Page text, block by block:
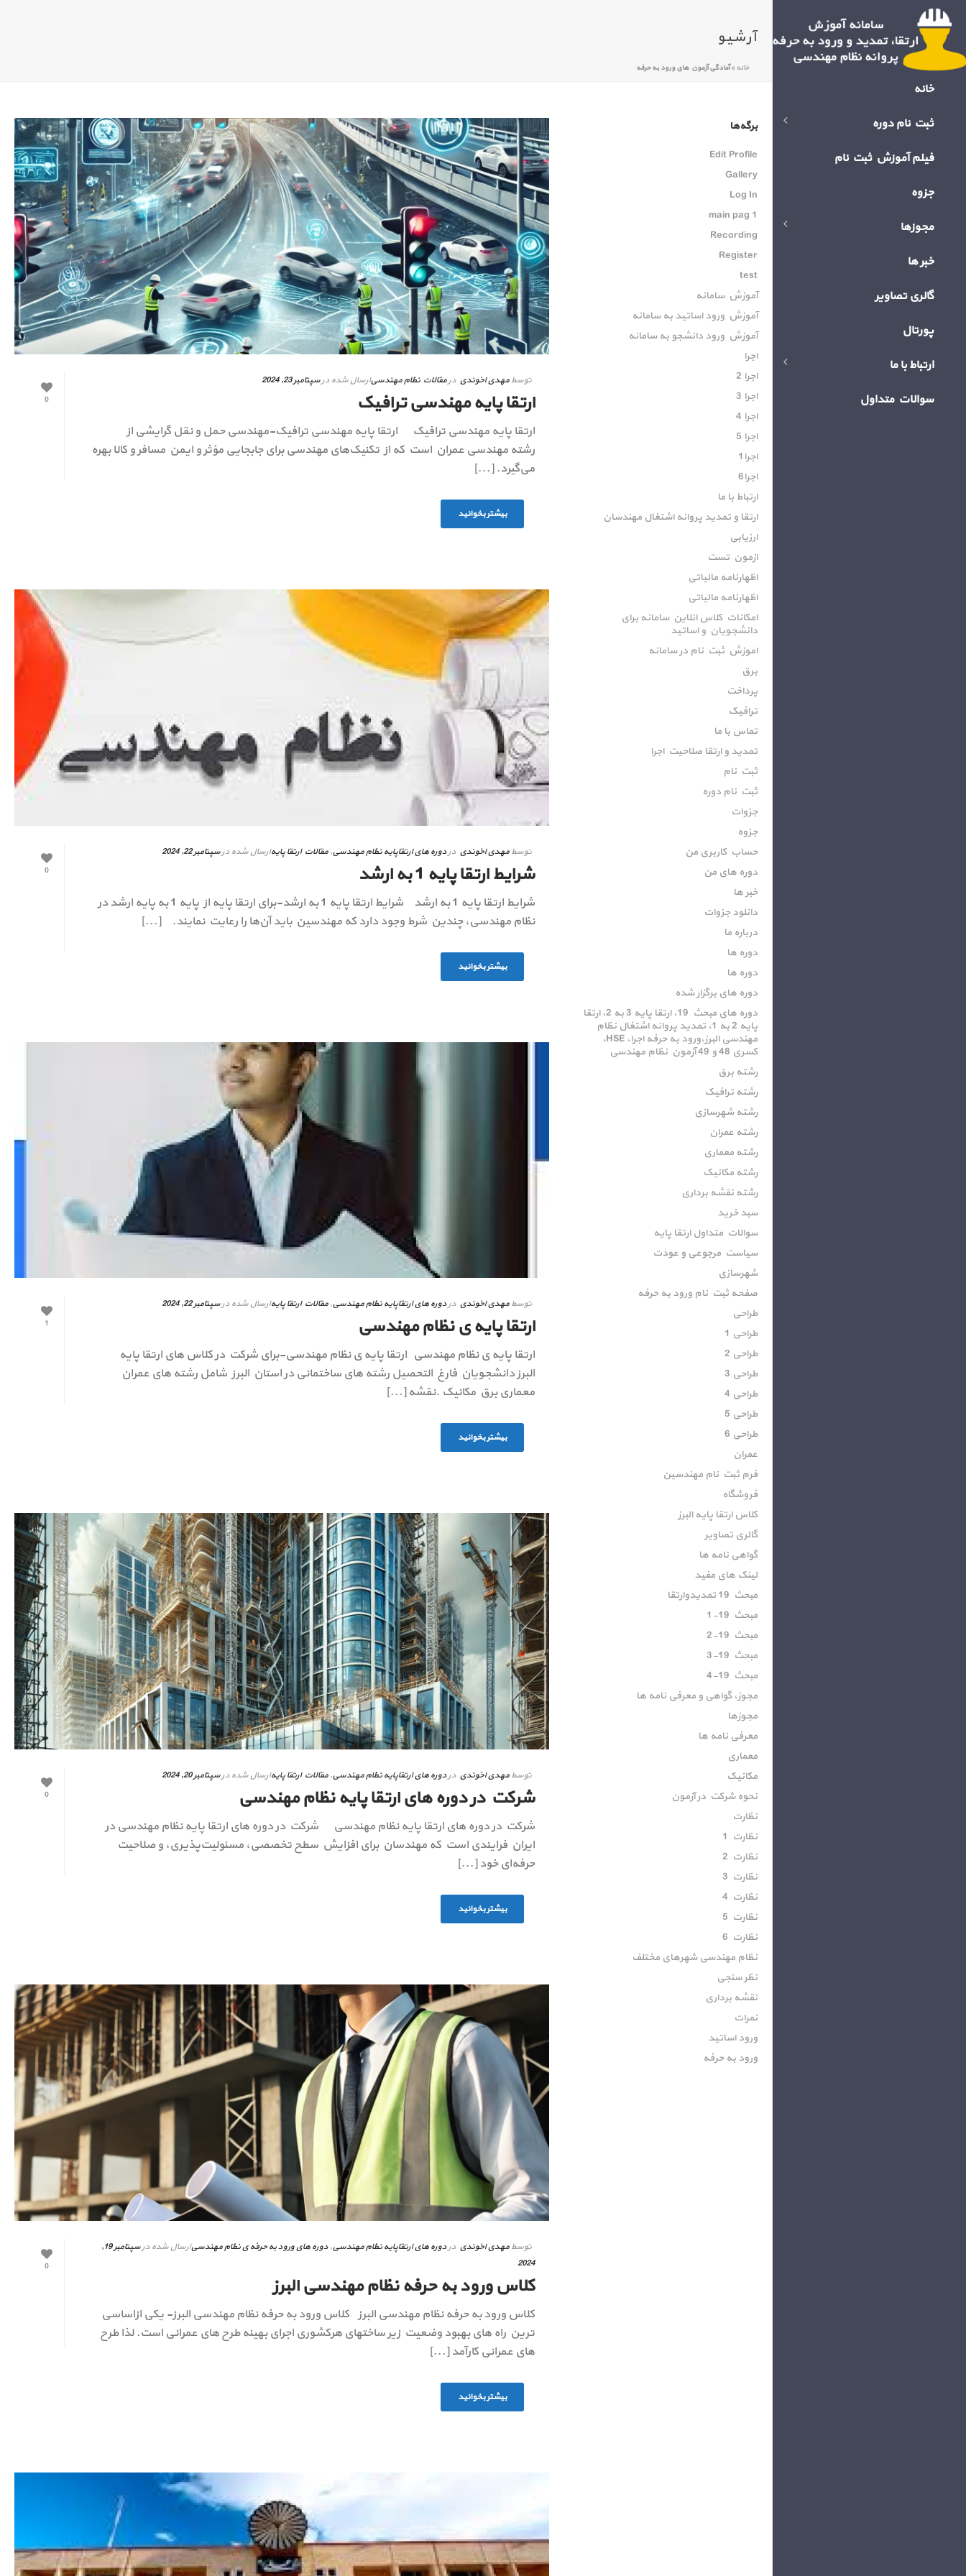
خانه
ثبت نام دوره
فیلم آموزش ثبت نام
جزوه
مجوزها
خبر ها
گالری تصاویر
پورتال
ارتباط با ما
سوالات متداول
آرشیو
خانه »آمادگی آزمون های ورود به حرفه
0
توسطمهدی اخوندی درمقالات نظام مهندسیارسال شده درسپتامبر 23, 2024
ارتقا پایه مهندسی ترافیک
ارتقا پایه مهندسی ترافیک ارتقا پایه مهندسی ترافیک-مهندسی حمل و نقل گرایشی از
رشته مهندسی عمران است که از تکنیک‌های مهندسی برای جابجایی مؤثر و ایمن مسافر و کالا بهره
می‌گیرد. [...]
بیشتر بخوانید
0
توسطمهدی اخوندی دردوره های ارتقاپایه نظام مهندسی,مقالات ارتقا پایهارسال شده درسپتامبر 22, 2024
شرایط ارتقا پایه 1 به ارشد
شرایط ارتقا پایه 1 به ارشد شرایط ارتقا پایه 1 به ارشد-برای ارتقا پایه از پایه 1 به پایه ارشد در
نظام مهندسی، چندین شرط وجود دارد که مهندسین باید آن‌ها را رعایت نمایند. [...]
بیشتر بخوانید
1
توسطمهدی اخوندی دردوره های ارتقاپایه نظام مهندسی,مقالات ارتقا پایهارسال شده درسپتامبر 22, 2024
ارتقا پایه ی نظام مهندسی
ارتقا پایه ی نظام مهندسی ارتقا پایه ی نظام مهندسی-برای شرکت در کلاس های ارتقا پایه
البرز دانشجویان فارغ التحصیل رشته های ساختمانی در استان البرز شامل رشته های عمران
معماری برق مکانیک .نقشه [...]
بیشتر بخوانید
0
توسطمهدی اخوندی دردوره های ارتقاپایه نظام مهندسی,مقالات ارتقا پایهارسال شده درسپتامبر 20, 2024
شرکت در دوره های ارتقا پایه نظام مهندسی
شرکت در دوره های ارتقا پایه نظام مهندسی شرکت در دوره های ارتقا پایه نظام مهندسی در
ایران فرایندی است که مهندسان برای افزایش سطح تخصصی، مسئولیت‌پذیری، و صلاحیت
حرفه‌ای خود [...]
بیشتر بخوانید
0
توسطمهدی اخوندی دردوره های ارتقاپایه نظام مهندسی,دوره های ورود به حرفه ی نظام مهندسیارسال شده در
سپتامبر 19,
2024
کلاس ورود به حرفه نظام مهندسی البرز
کلاس ورود به حرفه نظام مهندسی البرز کلاس ورود به حرفه نظام مهندسی البرز- یکی ازاساسی
ترین راه های بهبود وضعیت زیر ساختهای هرکشوری اجرای بهینه طرح های عمرانی است. لذا طرح
های عمرانی کارآمد [...]
بیشتر بخوانید
برگه‌ها
Edit Profile
Gallery
Log In
main pag 1
Recording
Register
test
آموزش سامانه
آموزش ورود اساتید به سامانه
آموزش ورود دانشجو به سامانه
اجرا
اجرا 2
اجرا 3
اجرا 4
اجرا 5
اجرا1
اجرا6
ارتباط با ما
ارتقا و تمدید پروانه اشتغال مهندسان
ارزیابی
ازمون تست
اظهارنامه مالیاتی
اظهارنامه مالیاتی
امکانات کلاس انلاین سامانه برای
دانشجویان و اساتید
اموزش ثبت نام در سامانه
برق
پرداخت
ترافیک
تماس با ما
تمدید و ارتقا صلاحیت اجرا
ثبت نام
ثبت نام دوره
جزوات
جزوه
حساب کاربری من
دوره های من
خبر ها
دانلود جزوات
درباره ما
دوره ها
دوره ها
دوره های برگزار شده
دوره های مبحث 19، ارتقا پایه 3 به 2، ارتقا
پایه 2 به 1، تمدید پروانه اشتغال نظام
مهندسی البرز،ورود به حرفه اجرا، HSE،
کسری 48 و 49 آزمون نظام مهندسی
رشته برق
رشته ترافیک
رشته شهرسازی
رشته عمران
رشته معماری
رشته مکانیک
رشته نقشه برداری
سبد خرید
سوالات متداول ارتقا پایه
سیاست مرجوعی و عودت
شهرسازی
صفحه ثبت نام ورود به حرفه
طراحی
طراحی 1
طراحی 2
طراحی 3
طراحی 4
طراحی 5
طراحی 6
عمران
فرم ثبت نام مهندسین
فروشگاه
کلاس ارتقا پایه البرز
گالری تصاویر
گواهی نامه ها
لینک های مفید
مبحث 19 تمدیدوارتقا
مبحث 19-1
مبحث 19-2
مبحث 19-3
مبحث 19-4
مجوز، گواهی و معرفی نامه ها
مجوزها
معرفی نامه ها
معماری
مکانیک
نحوه شرکت در آزمون
نظارت
نظارت 1
نظارت 2
نظارت 3
نظارت 4
نظارت 5
نظارت 6
نظام مهندسی شهرهای مختلف
نظر سنجی
نقشه برداری
نمرات
ورود اساتید
ورود به حرفه